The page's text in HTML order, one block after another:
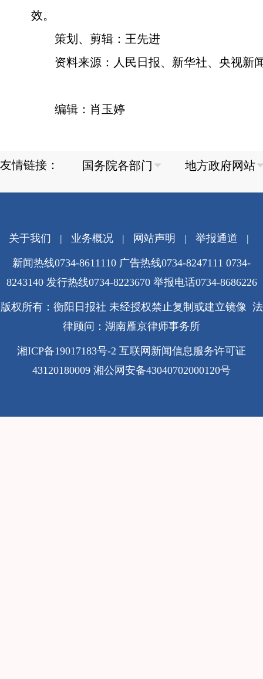
效。
策划、剪辑：王先进
资料来源：人民日报、新华社、央视新
编辑：肖玉婷
友情链接：
关于我们 | 业务概况| 网站声明 | 举报通道 |
新闻热线0734-8611110 广告热线0734-8247111 0734-
8243140 发行热线0734-8223670 举报电话0734-8686226
版权所有：衡阳日报社 未经授权禁止复制或建立镜像 法
律顾问：湖南雁京律师事务所
湘ICP备19017183号-2 互联网新闻信息服务许可证
43120180009 湘公网安备43040702000120号